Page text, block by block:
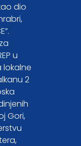
dio
u
lokalne
2
Gori,